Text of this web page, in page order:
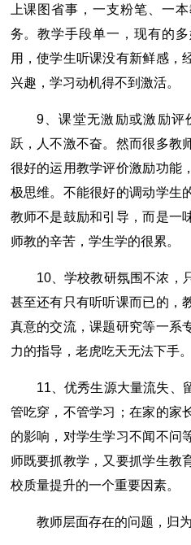
上课图省事，一支粉笔、一
务。教学手段单一，现有的
用，使学生听课没有新鲜感，
兴趣，学习动机得不到激活。
9、课堂无激励或激励评
跃，人不激不奋。然而很多教
很好的运用教学评价激励功能
极思维。不能很好的调动学生
教师不是鼓励和引导，而是一
师教的辛苦，学生学的很累。
10、学校教研氛围不浓，
甚至还有只有听听课而已的，
真意的交流，课题研究等一系
力的指导，老虎吃天无法下手。
11、优秀生源大量流失、
管吃穿，不管学习；在家的家
的影响，对学生学习不闻不问
师既要抓教学，又要抓学生教
校质量提升的一个重要因素。
教师层面存在的问题，归